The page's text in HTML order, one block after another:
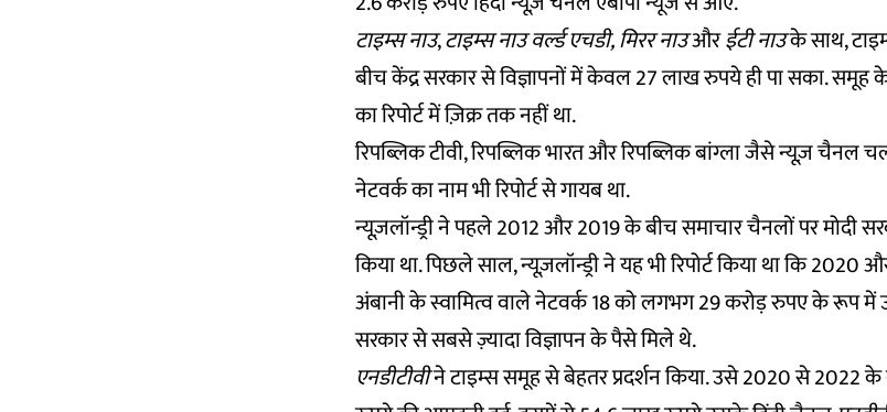
टाइम्स नाउ,टाइम्स नाउ वर्ल्ड एचडी,मिरर नाउऔरईटी नाउके साथ,
बीच केंद्र सरकार से विज्ञापनों में केवल 27 लाख रुपये ही पा सका. समूह
का रिपोर्ट में ज़िक्र तक नहीं था.
रिपब्लिक टीवी, रिपब्लिक भारत और रिपब्लिक बांग्ला जैसे न्यूज़ चैनल
नेटवर्क का नाम भी रिपोर्ट से गायब था.
न्यूज़लॉन्ड्री ने पहले 2012 और 2019 के बीच समाचार चैनलों पर मोदी
किया था. पिछले साल, न्यूज़लॉन्ड्री ने यह भी रिपोर्ट किया था कि
अंबानी के स्वामित्व वाले नेटवर्क 18 को लगभग 29 करोड़ रुपए के रूप में
सरकार से सबसे ज़्यादा विज्ञापन के पैसे मिले थे.
एनडीटीवीने टाइम्स समूह से बेहतर प्रदर्शन किया. उसे 2020 से 2022 के